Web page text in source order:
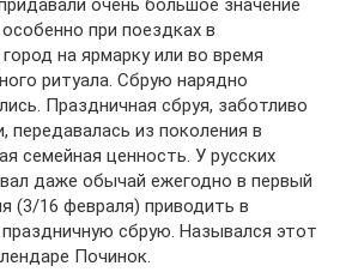
очень большое значение
при поездках в
на ярмарку или во время
ритуала. Сбрую нарядно
Праздничная сбруя, заботливо
передавалась из поколения в
семейная ценность. У русских
даже обычай ежегодно в первый
(3/16 февраля) приводить в
сбрую. Назывался этот
Починок.